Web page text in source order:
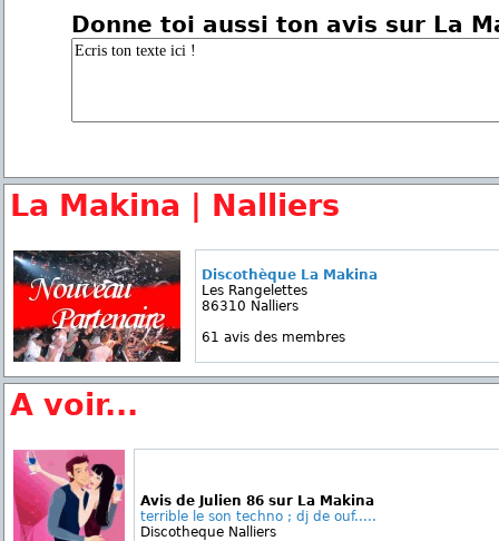
Donne toi aussi ton avis sur La
La Makina | Nalliers
Discothèque La Makina
Les Rangelettes
86310 Nalliers
61 avis des membres
A voir...
Avis de Julien 86 sur La Makina
terrible le son techno ; dj de ouf.....
Discotheque Nalliers